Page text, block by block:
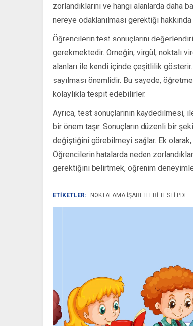
zorlandıklarını ve hangi alanlarda daha
nereye odaklanılması gerektiği
Öğrencilerin test sonuçlarını
gerekmektedir. Örneğin, virgül, noktalı
alanları ile kendi içinde çeşitlilik
sayılması önemlidir. Bu sayede,
kolaylıkla tespit edebilirler.
Ayrıca, test sonuçlarının
bir önem taşır. Sonuçların düzenli bir
değiştiğini görebilmeyi sağlar. Ek
Öğrencilerin hatalarda neden
gerektiğini belirtmek, öğrenim
ETİKETLER: NOKTALAMA İŞARETLERI TESTI PDF